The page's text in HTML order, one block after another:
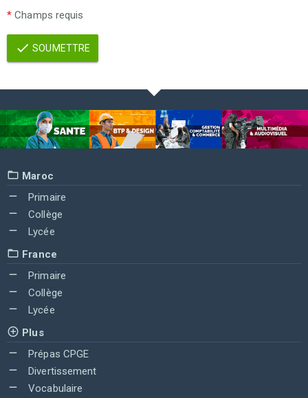
* Champs requis
SOUMETTRE
Maroc
Primaire
Collège
Lycée
France
Primaire
Collège
Lycée
Plus
Prépas CPGE
Divertissement
Vocabulaire